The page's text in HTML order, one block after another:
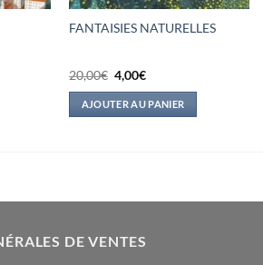
FANTAISIES NATURELLES
20,00€ Le
prix
initial
était :
20,00€.
4,00€Le
actuel
est :
4,00€.
AJOUTER AU PANIER
DE VENTES